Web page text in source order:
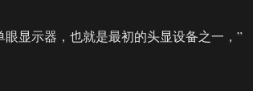
显示器，也就是最初的头显设备之一，”